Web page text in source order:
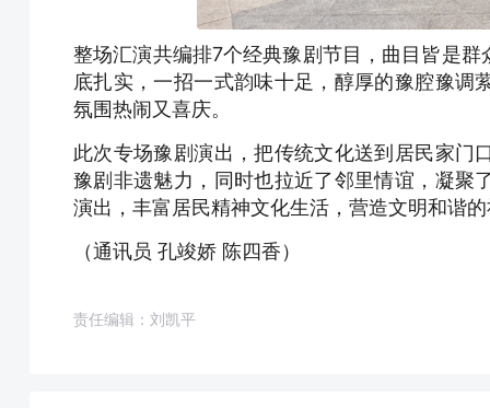
整场汇演共编排7个经典豫剧节目，曲目皆是
底扎实，一招一式韵味十足，醇厚的豫腔豫调
氛围热闹又喜庆。
此次专场豫剧演出，把传统文化送到居民家门
豫剧非遗魅力，同时也拉近了邻里情谊，凝聚
演出，丰富居民精神文化生活，营造文明和谐
（通讯员 孔竣娇 陈四香）
责任编辑：刘凯平